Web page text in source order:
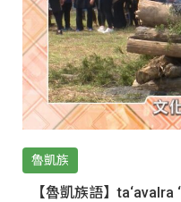
魯凱族
【魯凱族語】